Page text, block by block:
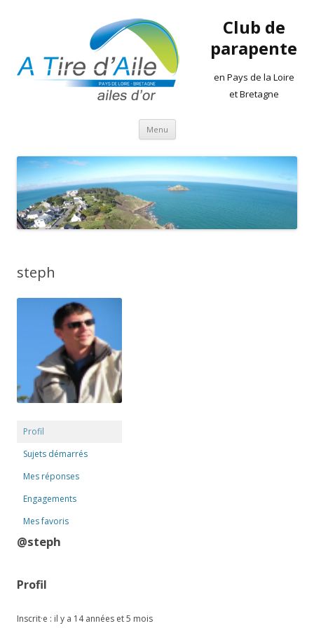
Club de
parapente
en Pays de la Loire
et Bretagne
Menu Aller
contenu
steph
Profil
Sujets démarrés
Mes réponses
Engagements
Mes favoris
@steph
Profil
Inscrit·e : il y a 14 années et 5 mois